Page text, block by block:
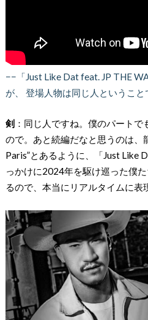
−−「Just Like Dat feat. JP THE
が、 登場人物は同じ人ということ
剣 ：同じ人ですね。僕のパートで
ので。あと続編だなと思うのは、
Paris”とあるように、「Just Like
っかけに2024年を駆け巡った僕
るので、本当にリアルタイムに表